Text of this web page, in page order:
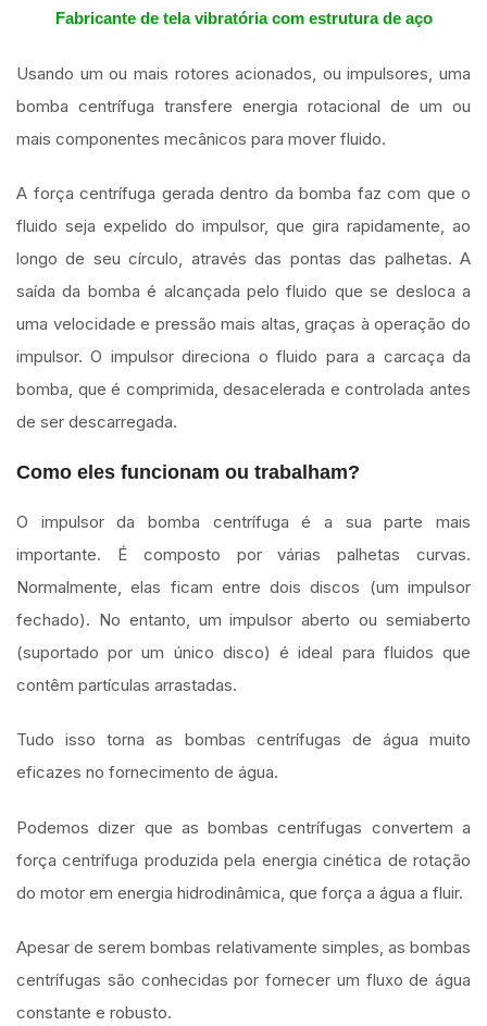
Fabricante de tela vibratória com estrutura de aço
Usando um ou mais rotores acionados, ou impulsores, uma
bomba centrífuga transfere energia rotacional de um ou
mais componentes mecânicos para mover fluido.
A força centrífuga gerada dentro da bomba faz com que o
fluido seja expelido do impulsor, que gira rapidamente, ao
longo de seu círculo, através das pontas das palhetas. A
saída da bomba é alcançada pelo fluido que se desloca a
uma velocidade e pressão mais altas, graças à operação do
impulsor. O impulsor direciona o fluido para a carcaça da
bomba, que é comprimida, desacelerada e controlada antes
de ser descarregada.
Como eles funcionam ou trabalham?
O impulsor da bomba centrífuga é a sua parte mais
importante. É composto por várias palhetas curvas.
Normalmente, elas ficam entre dois discos (um impulsor
fechado). No entanto, um impulsor aberto ou semiaberto
(suportado por um único disco) é ideal para fluidos que
contêm partículas arrastadas.
Tudo isso torna as bombas centrífugas de água muito
eficazes no fornecimento de água.
Podemos dizer que as bombas centrífugas convertem a
força centrífuga produzida pela energia cinética de rotação
do motor em energia hidrodinâmica, que força a água a fluir.
Apesar de serem bombas relativamente simples, as bombas
centrífugas são conhecidas por fornecer um fluxo de água
constante e robusto.